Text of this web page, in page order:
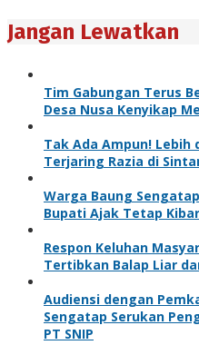
Jangan Lewatkan
Tim Gabungan Terus
Desa Nusa Kenyikap
Tak Ada Ampun! Lebih
Terjaring Razia di
Warga Baung
Bupati Ajak Tetap
Respon Keluhan
Tertibkan Balap Liar
Audiensi dengan
Sengatap Serukan
PT SNIP